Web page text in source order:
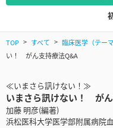
TOP すべて 臨床医学（テーマ
い！ がん支持療法Q&A
≪いまさら訊けない！≫
いまさら訊けない！ がん
加藤 明彦(編著)
浜松医科大学医学部附属病院